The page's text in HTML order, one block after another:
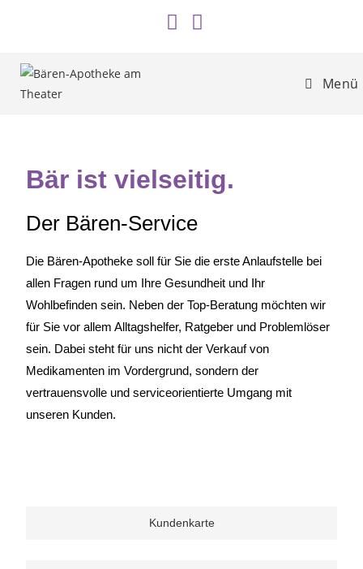
Menü
Bär ist vielseitig.
Der Bären-Service
Die Bären-Apotheke soll für Sie die erste Anlaufstelle bei
allen Fragen rund um Ihre Gesundheit und Ihr
Wohlbefinden sein. Neben der Top-Beratung möchten wir
für Sie vor allem Alltagshelfer, Ratgeber und Problemlöser
sein. Dabei steht für uns nicht der Verkauf von
Medikamenten im Vordergrund, sondern der
vertrauensvolle und serviceorientierte Umgang mit
unseren Kunden.
Kundenkarte